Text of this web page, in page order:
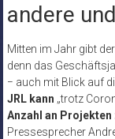
andere
Mitten im Jahr gibt der
denn das
− auch mit Blick auf
JRL kann „trotz
Anzahl an
Pressesprecher